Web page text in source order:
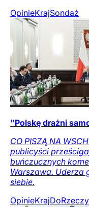
OpinieKrajSondaż
"Polskę drażni
CO PISZĄ NA
publicyści
buńczucznych
Warszawa. Uderza
siebie.
OpinieKraj